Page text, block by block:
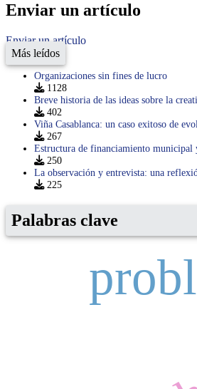
Enviar un artículo
Enviar un artículo
Más leídos
Organizaciones sin fines de lucro
1128
Breve historia de las ideas sobre la
402
Viña Casablanca: un caso exitoso de
267
Estructura de financiamiento municipal
250
La observación y entrevista: una
225
Palabras clave